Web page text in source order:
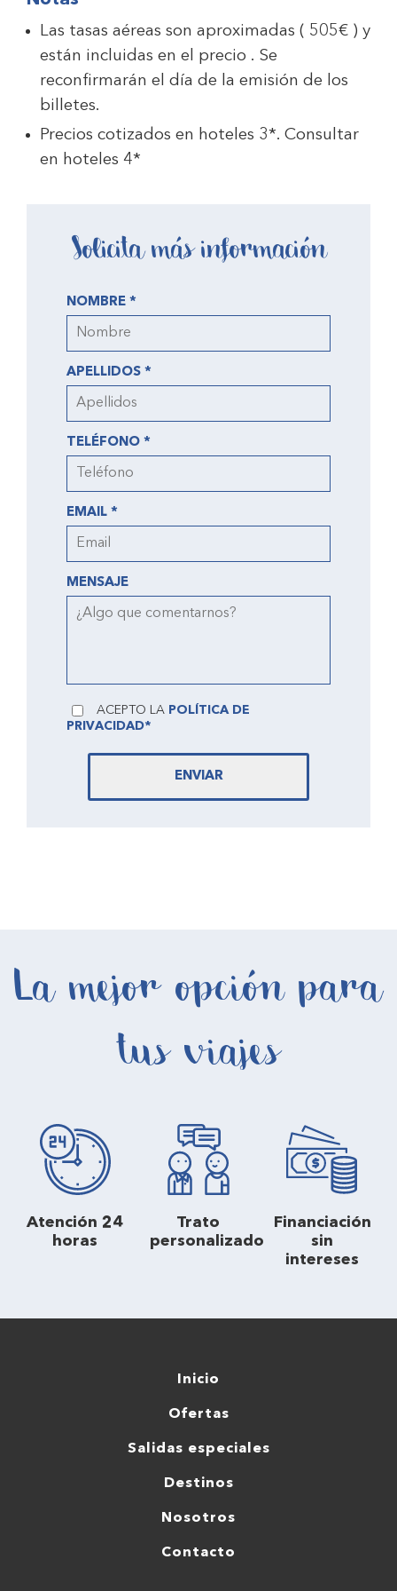
Las tasas aéreas son aproximadas ( 505€ ) y
están incluidas en el precio . Se
reconfirmarán el día de la emisión de los
billetes.
Precios cotizados en hoteles 3*. Consultar
en hoteles 4*
Solicita más información
NOMBRE *
APELLIDOS *
TELÉFONO *
EMAIL *
MENSAJE
ACEPTO LA POLÍTICA DE
PRIVACIDAD*
ENVIAR
La mejor opción para
tus viajes
Atención 24
horas
Trato
personalizado
Financiación
sin
intereses
Inicio
Ofertas
Salidas especiales
Destinos
Nosotros
Contacto